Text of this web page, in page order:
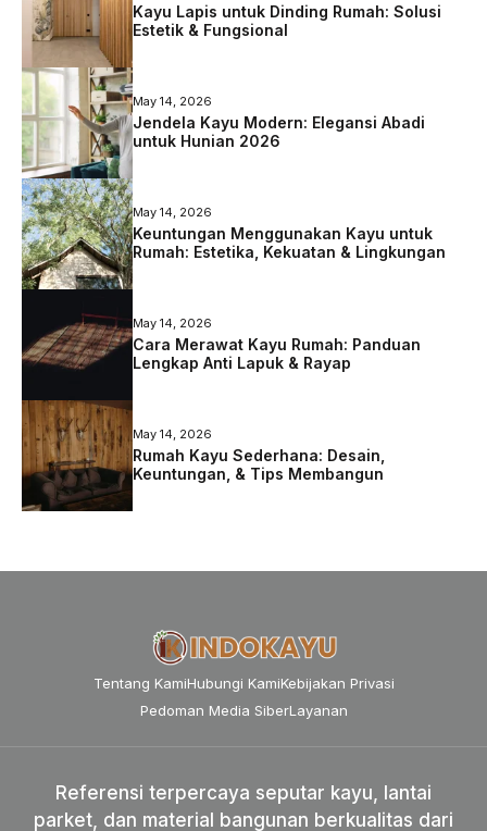
Kayu Lapis untuk Dinding Rumah: Solusi
Estetik & Fungsional
May 14, 2026
Jendela Kayu Modern: Elegansi Abadi
untuk Hunian 2026
May 14, 2026
Keuntungan Menggunakan Kayu untuk
Rumah: Estetika, Kekuatan & Lingkungan
May 14, 2026
Cara Merawat Kayu Rumah: Panduan
Lengkap Anti Lapuk & Rayap
May 14, 2026
Rumah Kayu Sederhana: Desain,
Keuntungan, & Tips Membangun
Tentang KamiHubungi KamiKebijakan Privasi
Pedoman Media SiberLayanan
Referensi terpercaya seputar kayu, lantai
parket, dan material bangunan berkualitas dari